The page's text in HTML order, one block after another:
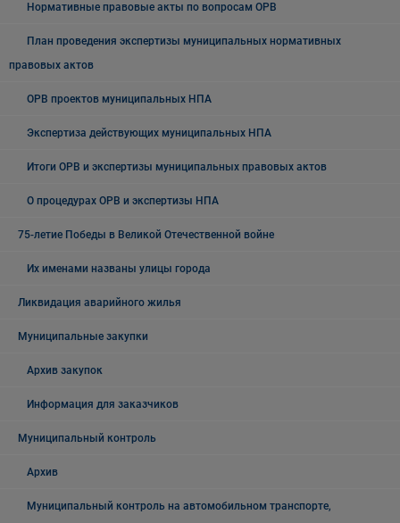
Нормативные правовые акты по вопросам ОРВ
План проведения экспертизы муниципальных нормативных
правовых актов
ОРВ проектов муниципальных НПА
Экспертиза действующих муниципальных НПА
Итоги ОРВ и экспертизы муниципальных правовых актов
О процедурах ОРВ и экспертизы НПА
75-летие Победы в Великой Отечественной войне
Их именами названы улицы города
Ликвидация аварийного жилья
Муниципальные закупки
Архив закупок
Информация для заказчиков
Муниципальный контроль
Архив
Муниципальный контроль на автомобильном транспорте,